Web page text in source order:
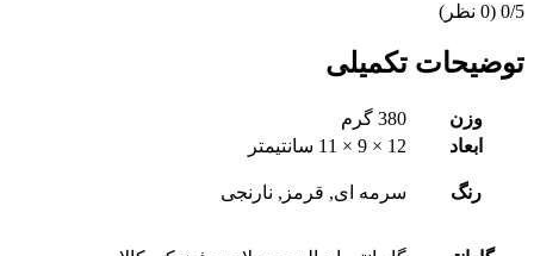
‫0/5 ‫(0 نظر)
توضیحات تکمیلی
وزن
380 گرم
ابعاد
12 × 9 × 11 سانتیمتر
رنگ سرمه ای, قرمز, نارنجی